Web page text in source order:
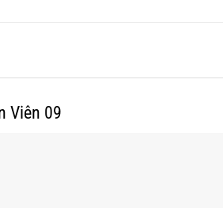
Viên 09